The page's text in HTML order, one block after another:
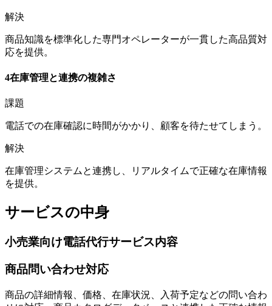
解決
商品知識を標準化した専門オペレーターが一貫した高品質対
応を提供。
4在庫管理と連携の複雑さ
課題
電話での在庫確認に時間がかかり、顧客を待たせてしまう。
解決
在庫管理システムと連携し、リアルタイムで正確な在庫情報
を提供。
サービスの中身
小売業向け電話代行サービス内容
商品問い合わせ対応
商品の詳細情報、価格、在庫状況、入荷予定などの問い合わ